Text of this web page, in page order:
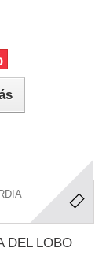
DEL LOBO